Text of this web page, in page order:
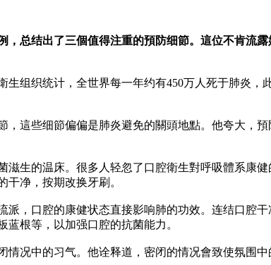
总结出了三個值得注重的預防细節。這位不肯流
组织统计，全世界每一年约有450万人死于肺炎，
這些细節偏偏是肺炎避免的關頭地點。他夸大，
生的温床。很多人轻忽了口腔衛生對呼吸體系康
净，按期改换牙刷。
，口腔的康健状态直接影响肺的功效。连结口腔
根等，以加强口腔的抗菌能力。
况中的习气。他诠释道，密闭的情况會致使氛围中